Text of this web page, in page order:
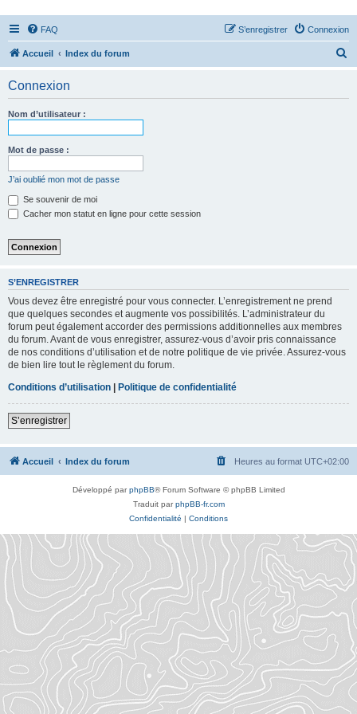
FAQ Connexion
S’enregistrer
Accueil Index du forum
Connexion
Nom d’utilisateur :
Mot de passe :
J’ai oublié mon mot de passe
Se souvenir de moi
Cacher mon statut en ligne pour cette session
S’ENREGISTRER
Vous devez être enregistré pour vous connecter. L’enregistrement ne prend
que quelques secondes et augmente vos possibilités. L’administrateur du
forum peut également accorder des permissions additionnelles aux membres
du forum. Avant de vous enregistrer, assurez-vous d’avoir pris connaissance
de nos conditions d’utilisation et de notre politique de vie privée. Assurez-vous
de bien lire tout le règlement du forum.
Conditions d’utilisation | Politique de confidentialité
S’enregistrer
Accueil Index du forum Heures au format UTC+02:00
Développé parphpBB® Forum Software © phpBB Limited
Traduit parphpBB-fr.com
Confidentialité | Conditions